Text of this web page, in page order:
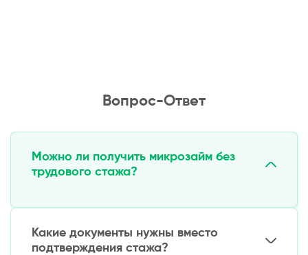
Вопрос-Ответ
Можно ли получить микрозайм без
трудового стажа?
Какие документы нужны вместо
подтверждения стажа?